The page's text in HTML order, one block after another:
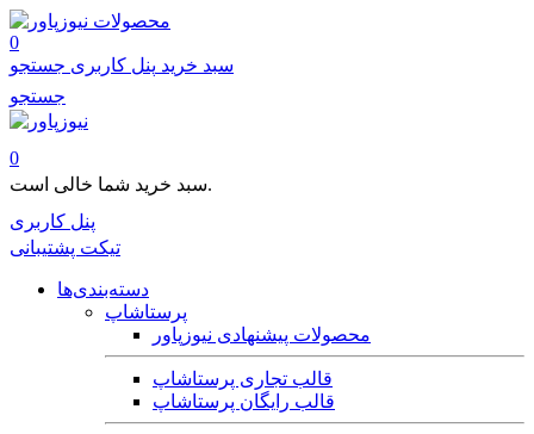
محصولات
0
سبد خرید پنل کاربری جستجو
جستجو
0
سبد خرید شما خالی است.
پنل کاربری
تیکت پشتیبانی
دسته‌بندی‌ها
پرستاشاپ
محصولات پیشنهادی نیوزپاور
قالب تجاری پرستاشاپ
قالب رایگان پرستاشاپ